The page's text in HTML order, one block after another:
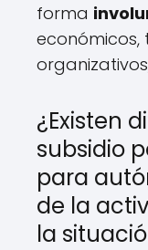
forma
económicos,
¿Existen
subsidio
para
de la
la